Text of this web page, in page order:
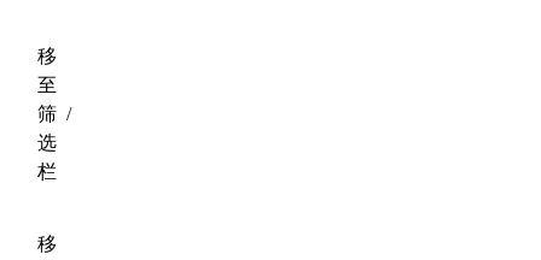
移
至
筛
选
栏
/
移